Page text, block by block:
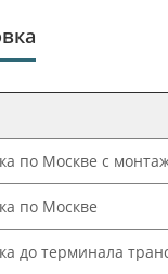
по Москве с
по Москве
до терминала